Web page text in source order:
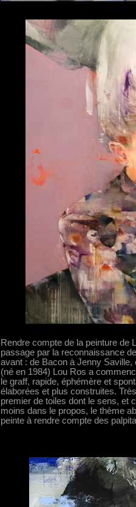
Rendre compte de la peinture de
passage par la reconnaissance
avant : de Bacon à Jenny
(né en 1984) Lou Ros a
le graff, rapide, éphémère et
élaborées et plus construites.
premier de toiles dont le sens, et
moins dans le propos, le thème
peinte à rendre compte des